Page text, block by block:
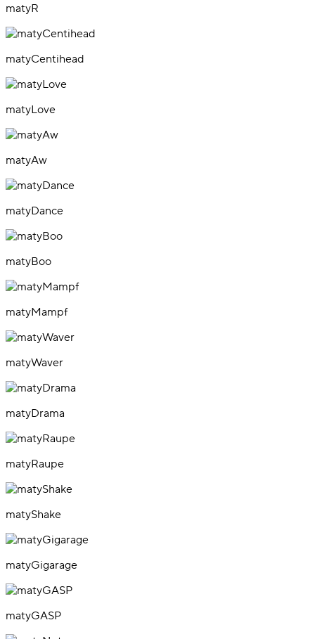
matyR
matyCentihead
matyLove
matyAw
matyDance
matyBoo
matyMampf
matyWaver
matyDrama
matyRaupe
matyShake
matyGigarage
matyGASP